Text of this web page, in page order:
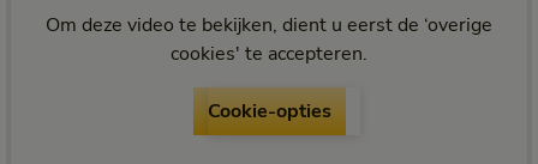
Om deze video te bekijken, dient u eerst de ‘overige
cookies' te accepteren.
Cookie-optiesCookie-opties